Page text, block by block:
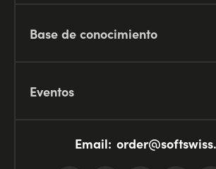
Base de conocimiento
Eventos
Email: